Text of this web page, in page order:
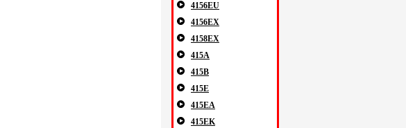
4156EU
4156EX
4158EX
415A
415B
415E
415EA
415EK